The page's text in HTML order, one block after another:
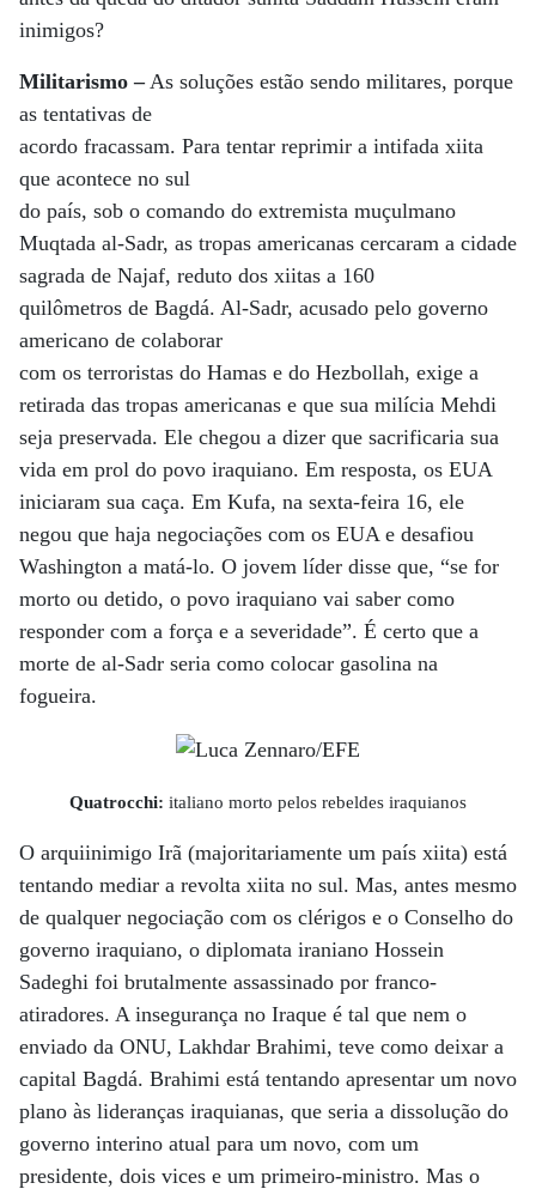
inimigos?
Militarismo –As soluções estão sendo militares, porque
as tentativas de
acordo fracassam. Para tentar reprimir a intifada xiita
que acontece no sul
do país, sob o comando do extremista muçulmano
Muqtada al-Sadr, as tropas americanas cercaram a cidade
sagrada de Najaf, reduto dos xiitas a 160
quilômetros de Bagdá. Al-Sadr, acusado pelo governo
americano de colaborar
com os terroristas do Hamas e do Hezbollah, exige a
retirada das tropas americanas e que sua milícia Mehdi
seja preservada. Ele chegou a dizer que sacrificaria sua
vida em prol do povo iraquiano. Em resposta, os EUA
iniciaram sua caça. Em Kufa, na sexta-feira 16, ele
negou que haja negociações com os EUA e desafiou
Washington a matá-lo. O jovem líder disse que, “se for
morto ou detido, o povo iraquiano vai saber como
responder com a força e a severidade”. É certo que a
morte de al-Sadr seria como colocar gasolina na
fogueira.
Quatrocchi: italiano morto pelos rebeldes iraquianos
O arquiinimigo Irã (majoritariamente um país xiita) está
tentando mediar a revolta xiita no sul. Mas, antes mesmo
de qualquer negociação com os clérigos e o Conselho do
governo iraquiano, o diplomata iraniano Hossein
Sadeghi foi brutalmente assassinado por franco-
atiradores. A insegurança no Iraque é tal que nem o
enviado da ONU, Lakhdar Brahimi, teve como deixar a
capital Bagdá. Brahimi está tentando apresentar um novo
plano às lideranças iraquianas, que seria a dissolução do
governo interino atual para um novo, com um
presidente, dois vices e um primeiro-ministro. Mas o